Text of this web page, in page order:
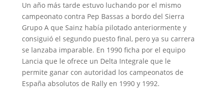
Un año más tarde estuvo luchando por el mismo
campeonato contra Pep Bassas a bordo del Sierra
Grupo A que Sainz había pilotado anteriormente y
consiguió el segundo puesto final, pero ya su carrera
se lanzaba imparable. En 1990 ficha por el equipo
Lancia que le ofrece un Delta Integrale que le
permite ganar con autoridad los campeonatos de
España absolutos de Rally en 1990 y 1992.